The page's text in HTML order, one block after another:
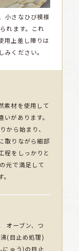
小さなひび模様
れます。これ
用上差し障りは
みください。
素材を使用して
があります。
から始まり、
取りながら細部
程をしっかりと
元で満足して
オーブン、つ
(目止め処理)
にゅう)の目止